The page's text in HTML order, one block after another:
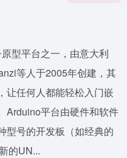
型平台之一，由意大利
等人于2005年创建，其
让任何人都能轻松入门嵌
Arduino平台由硬件和软件
型号的开发板（如经典的
的UN...